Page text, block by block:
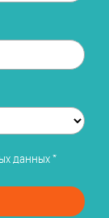
данных*